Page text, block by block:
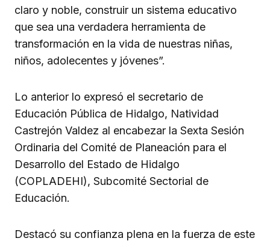
claro y noble, construir un sistema educativo
que sea una verdadera herramienta de
transformación en la vida de nuestras niñas,
niños, adolecentes y jóvenes”.
Lo anterior lo expresó el secretario de
Educación Pública de Hidalgo, Natividad
Castrejón Valdez al encabezar la Sexta Sesión
Ordinaria del Comité de Planeación para el
Desarrollo del Estado de Hidalgo
(COPLADEHI), Subcomité Sectorial de
Educación.
Destacó su confianza plena en la fuerza de este